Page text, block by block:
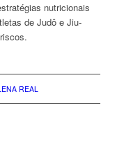
nutricionais
de Judô e Jiu-
REAL